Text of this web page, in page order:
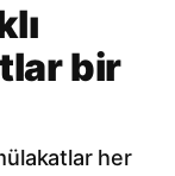
bir
her